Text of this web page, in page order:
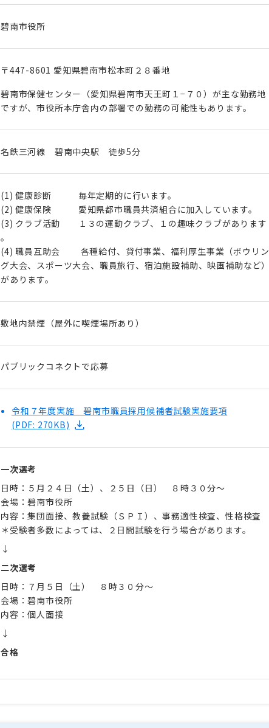
碧南市役所
〒447-8601 愛知県碧南市松本町２８番地
碧南市保健センター（愛知県碧南市天王町１−７０）が主な勤務地
ですが、市役所本庁舎内の部署での勤務の可能性もあります。
名鉄三河線 碧南中央駅 徒歩5分
(1) 健康診断 毎年定期的に行います。
(2) 健康保険 愛知県都市職員共済組合に加入しています。
(3) クラブ活動 １３の運動クラブ、１の趣味クラブがあります
。
(4) 職員互助会 各種給付、貸付事業、福利厚生事業（ボウリン
グ大会、スポーツ大会、職員旅行、宿泊施設補助、映画補助など）
敷地内禁煙（屋外に喫煙場所あり）
パブリックコネクトで応募
令和７年度実施 碧南市職員採用候補者試験実施要項
(PDF: 270KB)
一次選考
日時：５月２４日（土）、２５日（日） ８時３０分～
会場：碧南市役所
内容：集団面接、教養試験（ＳＰＩ）、事務適性検査、性格検査
＊受験者多数によっては、２日間試験を行う場合があります。
↓
二次選考
日時：７月５日（土） ８時３０分～
会場：碧南市役所
内容：個人面接
↓
合格